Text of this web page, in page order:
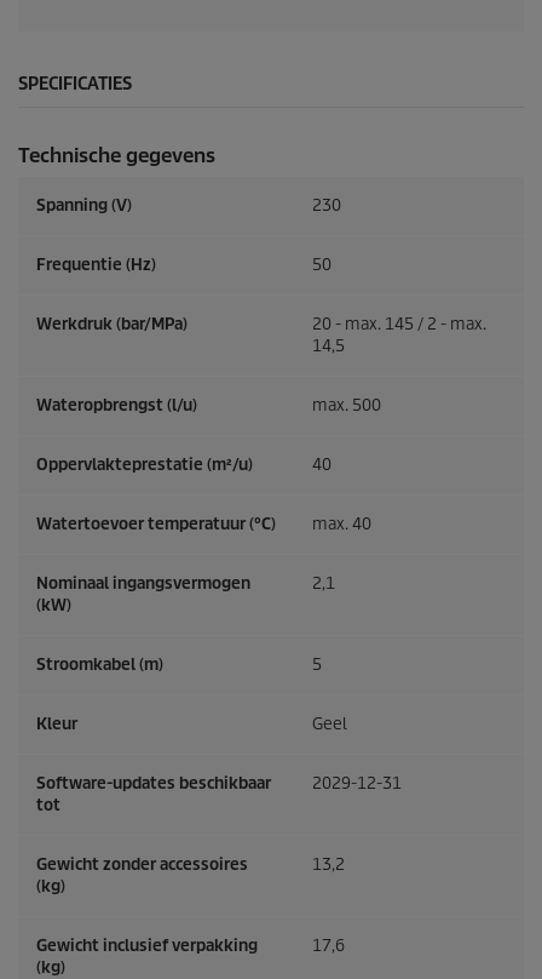
SPECIFICATIES
Technische gegevens
Spanning (V) 230
Frequentie (Hz) 50
Werkdruk (bar/MPa)
20 - max. 145 / 2 - max.
14,5
Wateropbrengst (l/u) max. 500
Oppervlakteprestatie (m²/u) 40
Watertoevoer temperatuur (°C) max. 40
Nominaal ingangsvermogen
(kW)
2,1
Stroomkabel (m) 5
Kleur Geel
Software-updates beschikbaar
tot
2029-12-31
Gewicht zonder accessoires
(kg)
13,2
Gewicht inclusief verpakking
(kg)
17,6